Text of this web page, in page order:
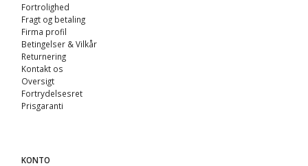
Fortrolighed
Fragt og betaling
Firma profil
Betingelser & Vilkår
Returnering
Kontakt os
Oversigt
Fortrydelsesret
Prisgaranti
KONTO